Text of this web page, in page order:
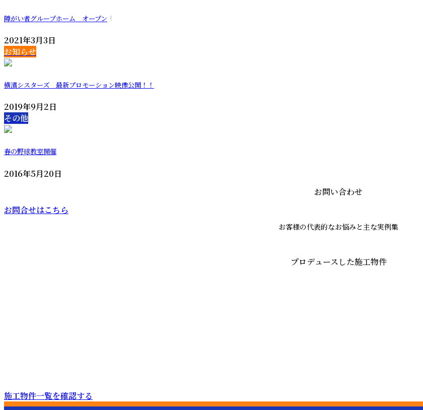
障がい者グループホーム オープン
2021年3月3日
お知らせ
横濱シスターズ 最新プロモーション映像公開！！
2019年9月2日
その他
春の野球教室開催
2016年5月20日
お問い合わせ
お問合せはこちら
お客様の代表的なお悩みと主な実例集
プロデュースした施工物件
施工物件一覧を確認する